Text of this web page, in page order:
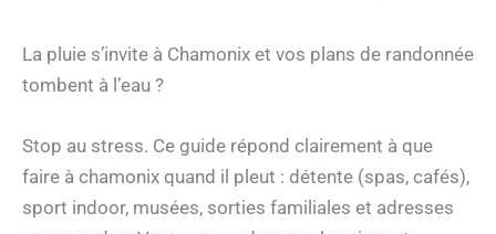
La pluie s’invite à Chamonix et vos plans de randonnée
tombent à l’eau ?
Stop au stress. Ce guide répond clairement à que
faire à chamonix quand il pleut : détente (spas, cafés),
sport indoor, musées, sorties familiales et adresses